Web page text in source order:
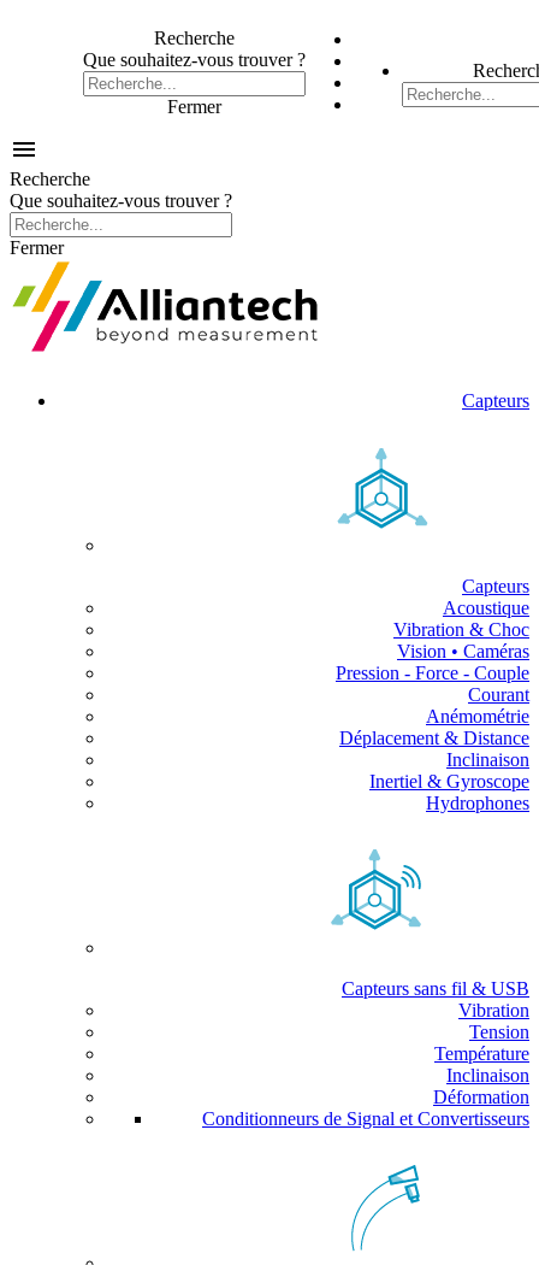
Recherche
Que souhaitez-vous trouver ?
Fermer

Recherche
Que souhaitez-vous trouver ?
Fermer
Capteurs
Capteurs
Acoustique
Vibration & Choc
Vision • Caméras
Pression - Force - Couple
Courant
Anémométrie
Déplacement & Distance
Inclinaison
Inertiel & Gyroscope
Hydrophones
Capteurs sans fil & USB
Vibration
Tension
Température
Inclinaison
Déformation
Conditionneurs de Signal et Convertisseurs